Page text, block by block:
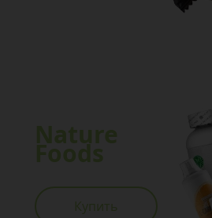
Nature
Foods
Купить